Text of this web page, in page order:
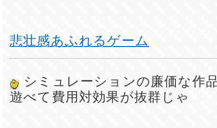
悲壮感あふれるゲーム
シミュレーションの廉価な作
遊べて費用対効果が抜群じゃ